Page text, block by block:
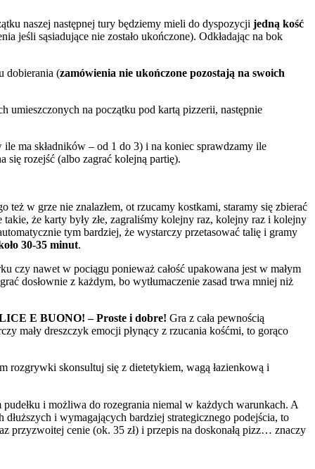
naszej następnej tury będziemy mieli do dyspozycji jedną kość
jeśli sąsiadujące nie zostało ukończone). Odkładając na bok
dobierania (zamówienia nie ukończone pozostają na swoich
umieszczonych na początku pod kartą pizzerii, następnie
ma składników – od 1 do 3) i na koniec sprawdzamy ile
się rozejść (albo zagrać kolejną partię).
w grze nie znalazłem, ot rzucamy kostkami, staramy się zbierać
że karty były złe, zagraliśmy kolejny raz, kolejny raz i kolejny
tym bardziej, że wystarczy przetasować talię i gramy
30-35 minut.
czy nawet w pociągu ponieważ całość upakowana jest w małym
dosłownie z każdym, bo wytłumaczenie zasad trwa mniej niż
E BUONO! – Proste i dobre! Gra z cała pewnością
mały dreszczyk emocji płynący z rzucania kośćmi, to gorąco
rozgrywki skonsultuj się z dietetykiem, wagą łazienkową i
i możliwa do rozegrania niemal w każdych warunkach. A
dłuższych i wymagających bardziej strategicznego podejścia, to
przyzwoitej cenie (ok. 35 zł) i przepis na doskonałą pizz… znaczy